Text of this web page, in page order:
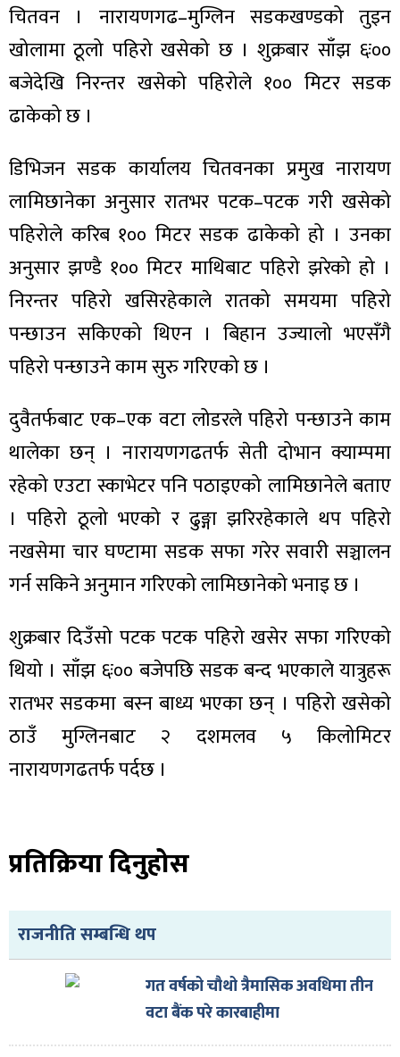
चितवन । नारायणगढ–मुग्लिन सडकखण्डको तुइन
खोलामा ठूलो पहिरो खसेको छ । शुक्रबार साँझ ६ः००
बजेदेखि निरन्तर खसेको पहिरोले १०० मिटर सडक
ढाकेको छ ।
डिभिजन सडक कार्यालय चितवनका प्रमुख नारायण
लामिछानेका अनुसार रातभर पटक–पटक गरी खसेको
पहिरोले करिब १०० मिटर सडक ढाकेको हो । उनका
अनुसार झण्डै १०० मिटर माथिबाट पहिरो झरेको हो ।
निरन्तर पहिरो खसिरहेकाले रातको समयमा पहिरो
पन्छाउन सकिएको थिएन । बिहान उज्यालो भएसँगै
पहिरो पन्छाउने काम सुरु गरिएको छ ।
दुवैतर्फबाट एक–एक वटा लोडरले पहिरो पन्छाउने काम
थालेका छन् । नारायणगढतर्फ सेती दोभान क्याम्पमा
रहेको एउटा स्काभेटर पनि पठाइएको लामिछानेले बताए
। पहिरो ठूलो भएको र ढुङ्गा झरिरहेकाले थप पहिरो
नखसेमा चार घण्टामा सडक सफा गरेर सवारी सञ्चालन
गर्न सकिने अनुमान गरिएको लामिछानेको भनाइ छ ।
शुक्रबार दिउँसो पटक पटक पहिरो खसेर सफा गरिएको
थियो । साँझ ६ः०० बजेपछि सडक बन्द भएकाले यात्रुहरू
रातभर सडकमा बस्न बाध्य भएका छन् । पहिरो खसेको
ठाउँ मुग्लिनबाट २ दशमलव ५ किलोमिटर
नारायणगढतर्फ पर्दछ ।
प्रतिक्रिया दिनुहोस
राजनीति सम्बन्धि थप
गत वर्षको चौथो त्रैमासिक अवधिमा तीन
वटा बैंक परे कारबाहीमा